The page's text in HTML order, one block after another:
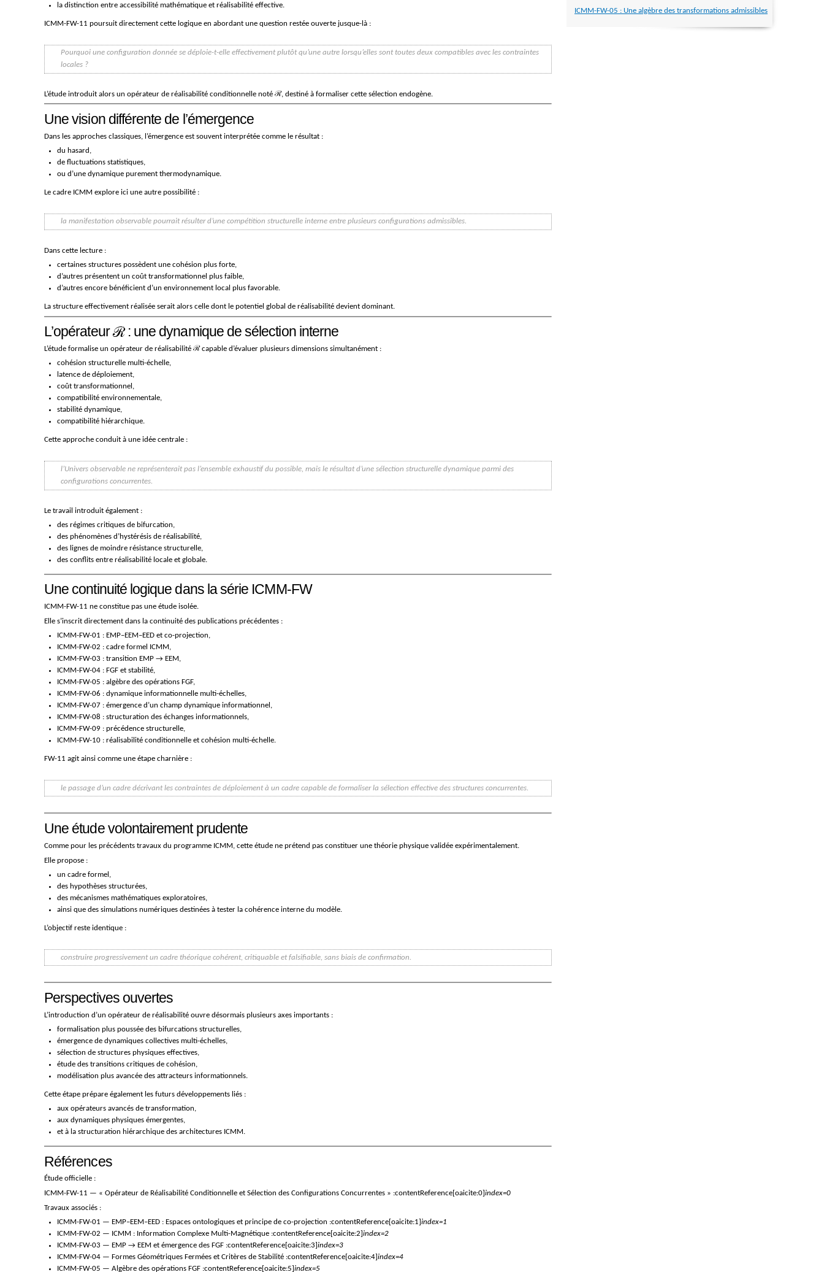
la distinction entre accessibilité mathématique et réalisabilité effective.
ICMM-FW-11 poursuit directement cette logique en abordant une question restée ouverte jusque-là :
Pourquoi une configuration donnée se déploie-t-elle effectivement plutôt qu’une autre lorsqu’elles sont toutes deux compatibles avec les contraintes
locales ?
L’étude introduit alors un opérateur de réalisabilité conditionnelle noté ℛ, destiné à formaliser cette sélection endogène.
Une vision différente de l’émergence
Dans les approches classiques, l’émergence est souvent interprétée comme le résultat :
du hasard,
de fluctuations statistiques,
ou d’une dynamique purement thermodynamique.
Le cadre ICMM explore ici une autre possibilité :
la manifestation observable pourrait résulter d’une compétition structurelle interne entre plusieurs configurations admissibles.
Dans cette lecture :
certaines structures possèdent une cohésion plus forte,
d’autres présentent un coût transformationnel plus faible,
d’autres encore bénéficient d’un environnement local plus favorable.
La structure effectivement réalisée serait alors celle dont le potentiel global de réalisabilité devient dominant.
L’opérateur ℛ : une dynamique de sélection interne
L’étude formalise un opérateur de réalisabilité ℛ capable d’évaluer plusieurs dimensions simultanément :
cohésion structurelle multi-échelle,
latence de déploiement,
coût transformationnel,
compatibilité environnementale,
stabilité dynamique,
compatibilité hiérarchique.
Cette approche conduit à une idée centrale :
l’Univers observable ne représenterait pas l’ensemble exhaustif du possible, mais le résultat d’une sélection structurelle dynamique parmi des
configurations concurrentes.
Le travail introduit également :
des régimes critiques de bifurcation,
des phénomènes d’hystérésis de réalisabilité,
des lignes de moindre résistance structurelle,
des conflits entre réalisabilité locale et globale.
Une continuité logique dans la série ICMM-FW
ICMM-FW-11 ne constitue pas une étude isolée.
Elle s’inscrit directement dans la continuité des publications précédentes :
ICMM-FW-01 : EMP–EEM–EED et co-projection,
ICMM-FW-02 : cadre formel ICMM,
ICMM-FW-03 : transition EMP → EEM,
ICMM-FW-04 : FGF et stabilité,
ICMM-FW-05 : algèbre des opérations FGF,
ICMM-FW-06 : dynamique informationnelle multi-échelles,
ICMM-FW-07 : émergence d’un champ dynamique informationnel,
ICMM-FW-08 : structuration des échanges informationnels,
ICMM-FW-09 : précédence structurelle,
ICMM-FW-10 : réalisabilité conditionnelle et cohésion multi-échelle.
FW-11 agit ainsi comme une étape charnière :
le passage d’un cadre décrivant les contraintes de déploiement à un cadre capable de formaliser la sélection effective des structures concurrentes.
Une étude volontairement prudente
Comme pour les précédents travaux du programme ICMM, cette étude ne prétend pas constituer une théorie physique validée expérimentalement.
Elle propose :
un cadre formel,
des hypothèses structurées,
des mécanismes mathématiques exploratoires,
ainsi que des simulations numériques destinées à tester la cohérence interne du modèle.
L’objectif reste identique :
construire progressivement un cadre théorique cohérent, critiquable et falsifiable, sans biais de confirmation.
Perspectives ouvertes
L’introduction d’un opérateur de réalisabilité ouvre désormais plusieurs axes importants :
formalisation plus poussée des bifurcations structurelles,
émergence de dynamiques collectives multi-échelles,
sélection de structures physiques effectives,
étude des transitions critiques de cohésion,
modélisation plus avancée des attracteurs informationnels.
Cette étape prépare également les futurs développements liés :
aux opérateurs avancés de transformation,
aux dynamiques physiques émergentes,
et à la structuration hiérarchique des architectures ICMM.
Références
Étude officielle :
ICMM-FW-11 — « Opérateur de Réalisabilité Conditionnelle et Sélection des Configurations Concurrentes » :contentReference[oaicite:0] index=0
Travaux associés :
ICMM-FW-01 — EMP–EEM–EED : Espaces ontologiques et principe de co-projection :contentReference[oaicite:1] index=1
ICMM-FW-02 — ICMM : Information Complexe Multi-Magnétique :contentReference[oaicite:2] index=2
ICMM-FW-03 — EMP → EEM et émergence des FGF :contentReference[oaicite:3] index=3
ICMM-FW-04 — Formes Géométriques Fermées et Critères de Stabilité :contentReference[oaicite:4] index=4
ICMM-FW-05 — Algèbre des opérations FGF :contentReference[oaicite:5] index=5
ICMM-FW-05 : Une algèbre des transformations admissibles